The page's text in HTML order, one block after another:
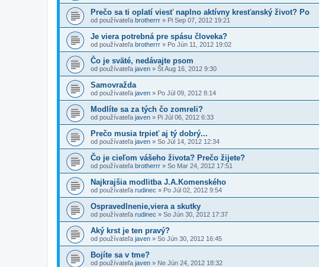
Prečo sa ti oplatí viesť naplno aktívny kresťanský život? Po
od používateľa brotherrr » Pi Sep 07, 2012 19:21
Je viera potrebná pre spásu človeka?
od používateľa brotherrr » Po Jún 11, 2012 19:02
Čo je sväté, nedávajte psom
od používateľa javen » Št Aug 16, 2012 9:30
Samovražda
od používateľa javen » Po Júl 09, 2012 8:14
Modlíte sa za tých čo zomreli?
od používateľa javen » Pi Júl 06, 2012 6:33
Prečo musia trpieť aj tý dobrý...
od používateľa javen » So Júl 14, 2012 12:34
Čo je cieľom vášeho života? Prečo žijete?
od používateľa brotherrr » So Mar 24, 2012 17:51
Najkrajšia modlitba J.A.Komenského
od používateľa rudinec » Po Júl 02, 2012 9:54
Ospravedlnenie,viera a skutky
od používateľa rudinec » So Jún 30, 2012 17:37
Aký krst je ten pravý?
od používateľa javen » So Jún 30, 2012 16:45
Bojíte sa v tme?
od používateľa javen » Ne Jún 24, 2012 18:32